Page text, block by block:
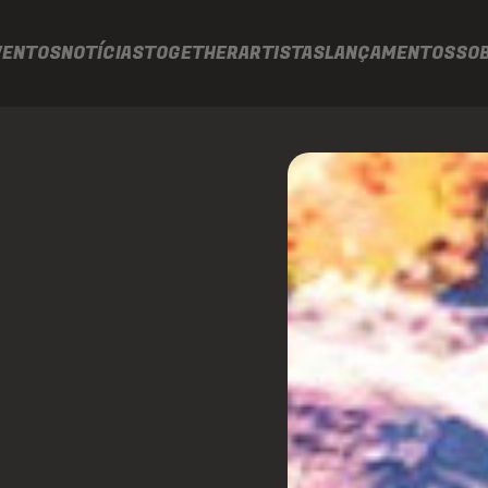
NOTÍCIASTOGETHERARTISTASLANÇAMENTOS